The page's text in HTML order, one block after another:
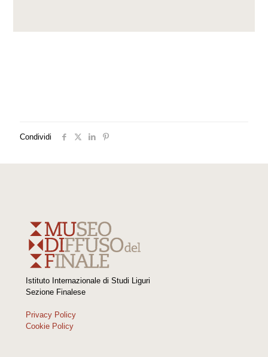
Condividi
Istituto Internazionale di Studi Liguri
Sezione Finalese
Privacy Policy
Cookie Policy